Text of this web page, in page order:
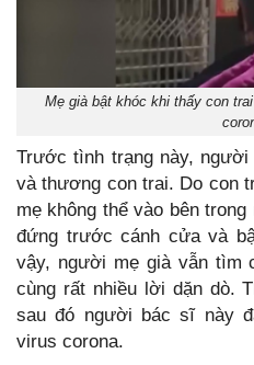
Mẹ già bật khóc khi thấy con
Trước tình trạng này,
và thương con trai. Do con
mẹ không thể vào bên
đứng trước cánh cửa và
vậy, người mẹ già vẫn tìm
cùng rất nhiều lời dặn dò.
sau đó người bác sĩ này
virus corona.